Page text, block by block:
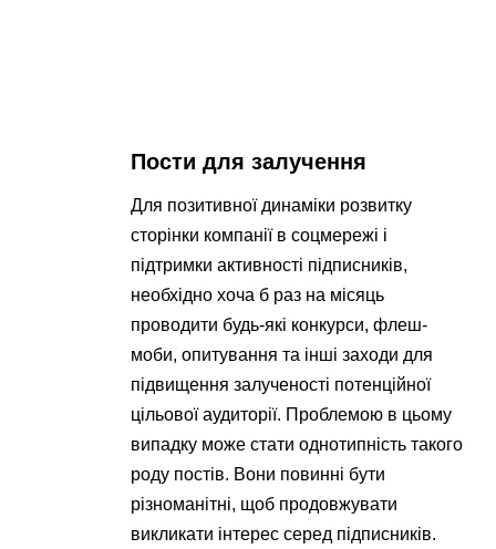
Пости для залучення
Для позитивної динаміки розвитку
сторінки компанії в соцмережі і
підтримки активності підписників,
необхідно хоча б раз на місяць
проводити будь-які конкурси, флеш-
моби, опитування та інші заходи для
підвищення залученості потенційної
цільової аудиторії. Проблемою в цьому
випадку може стати однотипність такого
роду постів. Вони повинні бути
різноманітні, щоб продовжувати
викликати інтерес серед підписників.